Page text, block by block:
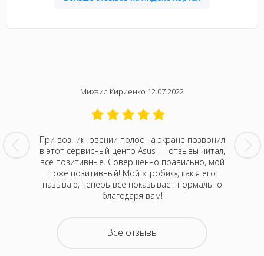
раз
Михаил Кириенко 12.07.2022
При возникновении полос на экране позвонил
в этот сервисный центр Asus — отзывы читал,
все позитивные. Совершенно правильно, мой
тоже позитивный! Мой «гробик», как я его
называю, теперь все показывает нормально
благодаря вам!
Мой
Все отзывы